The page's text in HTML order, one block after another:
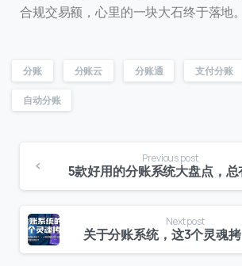
合规交易额，心里的一块大石终于落地。
分账 分账云 分账通 支付分账
自动分账
Previous post
Next post